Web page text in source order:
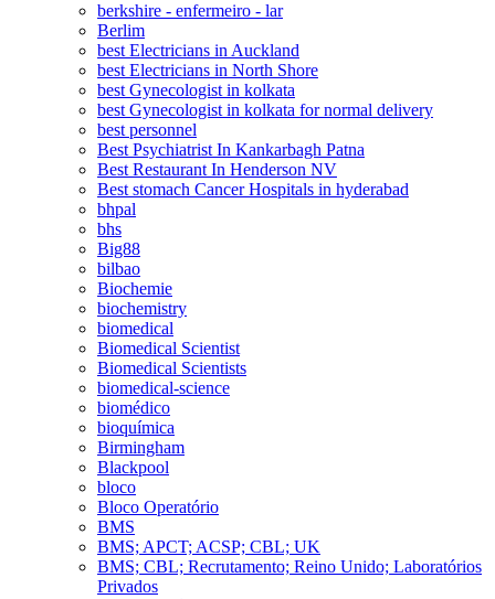
berkshire - enfermeiro - lar
Berlim
best Electricians in Auckland
best Electricians in North Shore
best Gynecologist in kolkata
best Gynecologist in kolkata for normal delivery
best personnel
Best Psychiatrist In Kankarbagh Patna
Best Restaurant In Henderson NV
Best stomach Cancer Hospitals in hyderabad
bhpal
bhs
Big88
bilbao
Biochemie
biochemistry
biomedical
Biomedical Scientist
Biomedical Scientists
biomedical-science
biomédico
bioquímica
Birmingham
Blackpool
bloco
Bloco Operatório
BMS
BMS; APCT; ACSP; CBL; UK
BMS; CBL; Recrutamento; Reino Unido; Laboratórios
Privados